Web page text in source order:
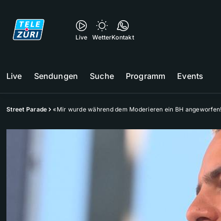
Live WetterKontakt
Live Sendungen Suche Programm Events
Street Parade «Mir wurde während dem Moderieren ein BH